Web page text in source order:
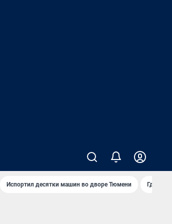
Испортил десятки машин во дворе Тюмени Где